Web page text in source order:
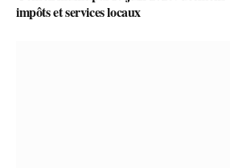
impôts et services locaux